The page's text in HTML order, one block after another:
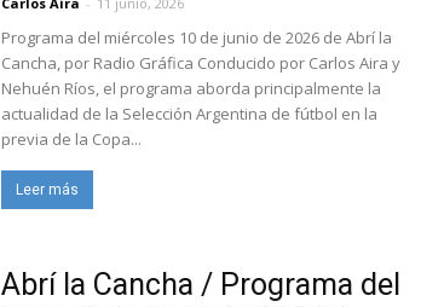
Programa del miércoles 10 de junio de 2026 de Abrí la
Cancha, por Radio Gráfica Conducido por Carlos Aira y
Nehuén Ríos, el programa aborda principalmente la
actualidad de la Selección Argentina de fútbol en la
previa de la Copa...
Leer más
Abrí la Cancha / Programa del